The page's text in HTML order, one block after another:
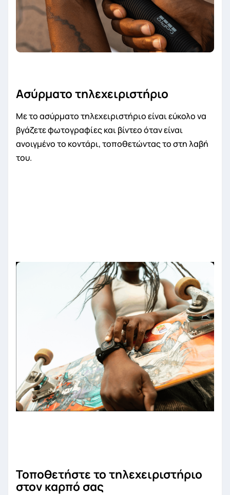
Ασύρματο τηλεχειριστήριο
Με το ασύρματο τηλεχειριστήριο είναι εύκολο να
βγάζετε φωτογραφίες και βίντεο όταν είναι
ανοιγμένο το κοντάρι, τοποθετώντας το στη λαβή
του.
Τοποθετήστε το τηλεχειριστήριο
στον καρπό σας